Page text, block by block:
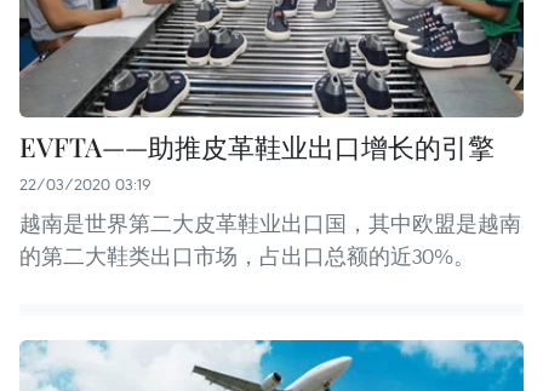
EVFTA——助推皮革鞋业出口增长的引擎
22/03/2020 03:19
越南是世界第二大皮革鞋业出口国，其中欧盟是越南
的第二大鞋类出口市场，占出口总额的近30%。